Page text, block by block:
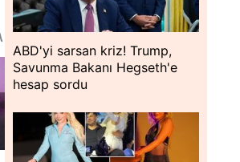
ABD'yi sarsan kriz! Trump,
Savunma Bakanı Hegseth'e
hesap sordu